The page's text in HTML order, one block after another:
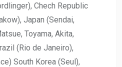
Chech Republic
Japan (Sendai,
Toyama, Akita,
(Rio de Janeiro),
South Korea (Seul),